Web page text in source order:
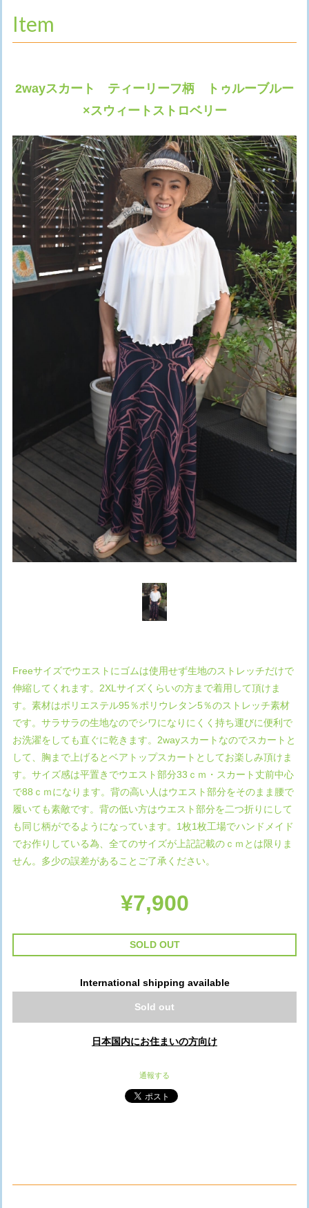
Item
2wayスカート ティーリーフ柄 トゥルーブルー
×スウィートストロベリー
Freeサイズでウエストにゴムは使用せず生地のストレッチだけで
伸縮してくれます。2XLサイズくらいの方まで着用して頂けま
す。素材はポリエステル95％ポリウレタン5％のストレッチ素材
です。サラサラの生地なのでシワになりにくく持ち運びに便利で
お洗濯をしても直ぐに乾きます。2wayスカートなのでスカートと
して、胸まで上げるとベアトップスカートとしてお楽しみ頂けま
す。サイズ感は平置きでウエスト部分33ｃｍ・スカート丈前中心
で88ｃｍになります。背の高い人はウエスト部分をそのまま腰で
履いても素敵です。背の低い方はウエスト部分を二つ折りにして
も同じ柄がでるようになっています。1枚1枚工場でハンドメイド
でお作りしている為、全てのサイズが上記記載のｃｍとは限りま
せん。多少の誤差があることご了承ください。
¥7,900
SOLD OUT
International shipping available
Sold out
日本国内にお住まいの方向け
通報する